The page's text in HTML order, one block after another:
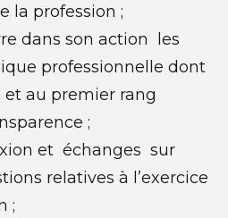
la profession ;
dans son action les
professionnelle dont
et au premier rang
;
et échanges sur
relatives à l’exercice
;